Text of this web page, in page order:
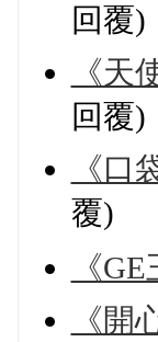
回覆)
《天
回覆)
《口
覆)
《
《開